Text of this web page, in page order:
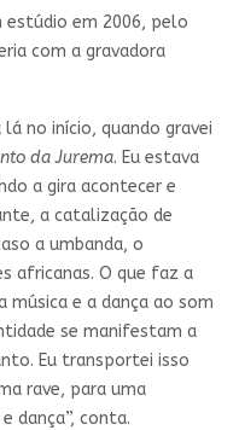
estúdio em 2006, pelo
com a gravadora
no início, quando gravei
da Jurema. Eu estava
a gira acontecer e
a catalização de
a umbanda, o
africanas. O que faz a
música e a dança ao som
se manifestam a
Eu transportei isso
rave, para uma
dança”, conta.